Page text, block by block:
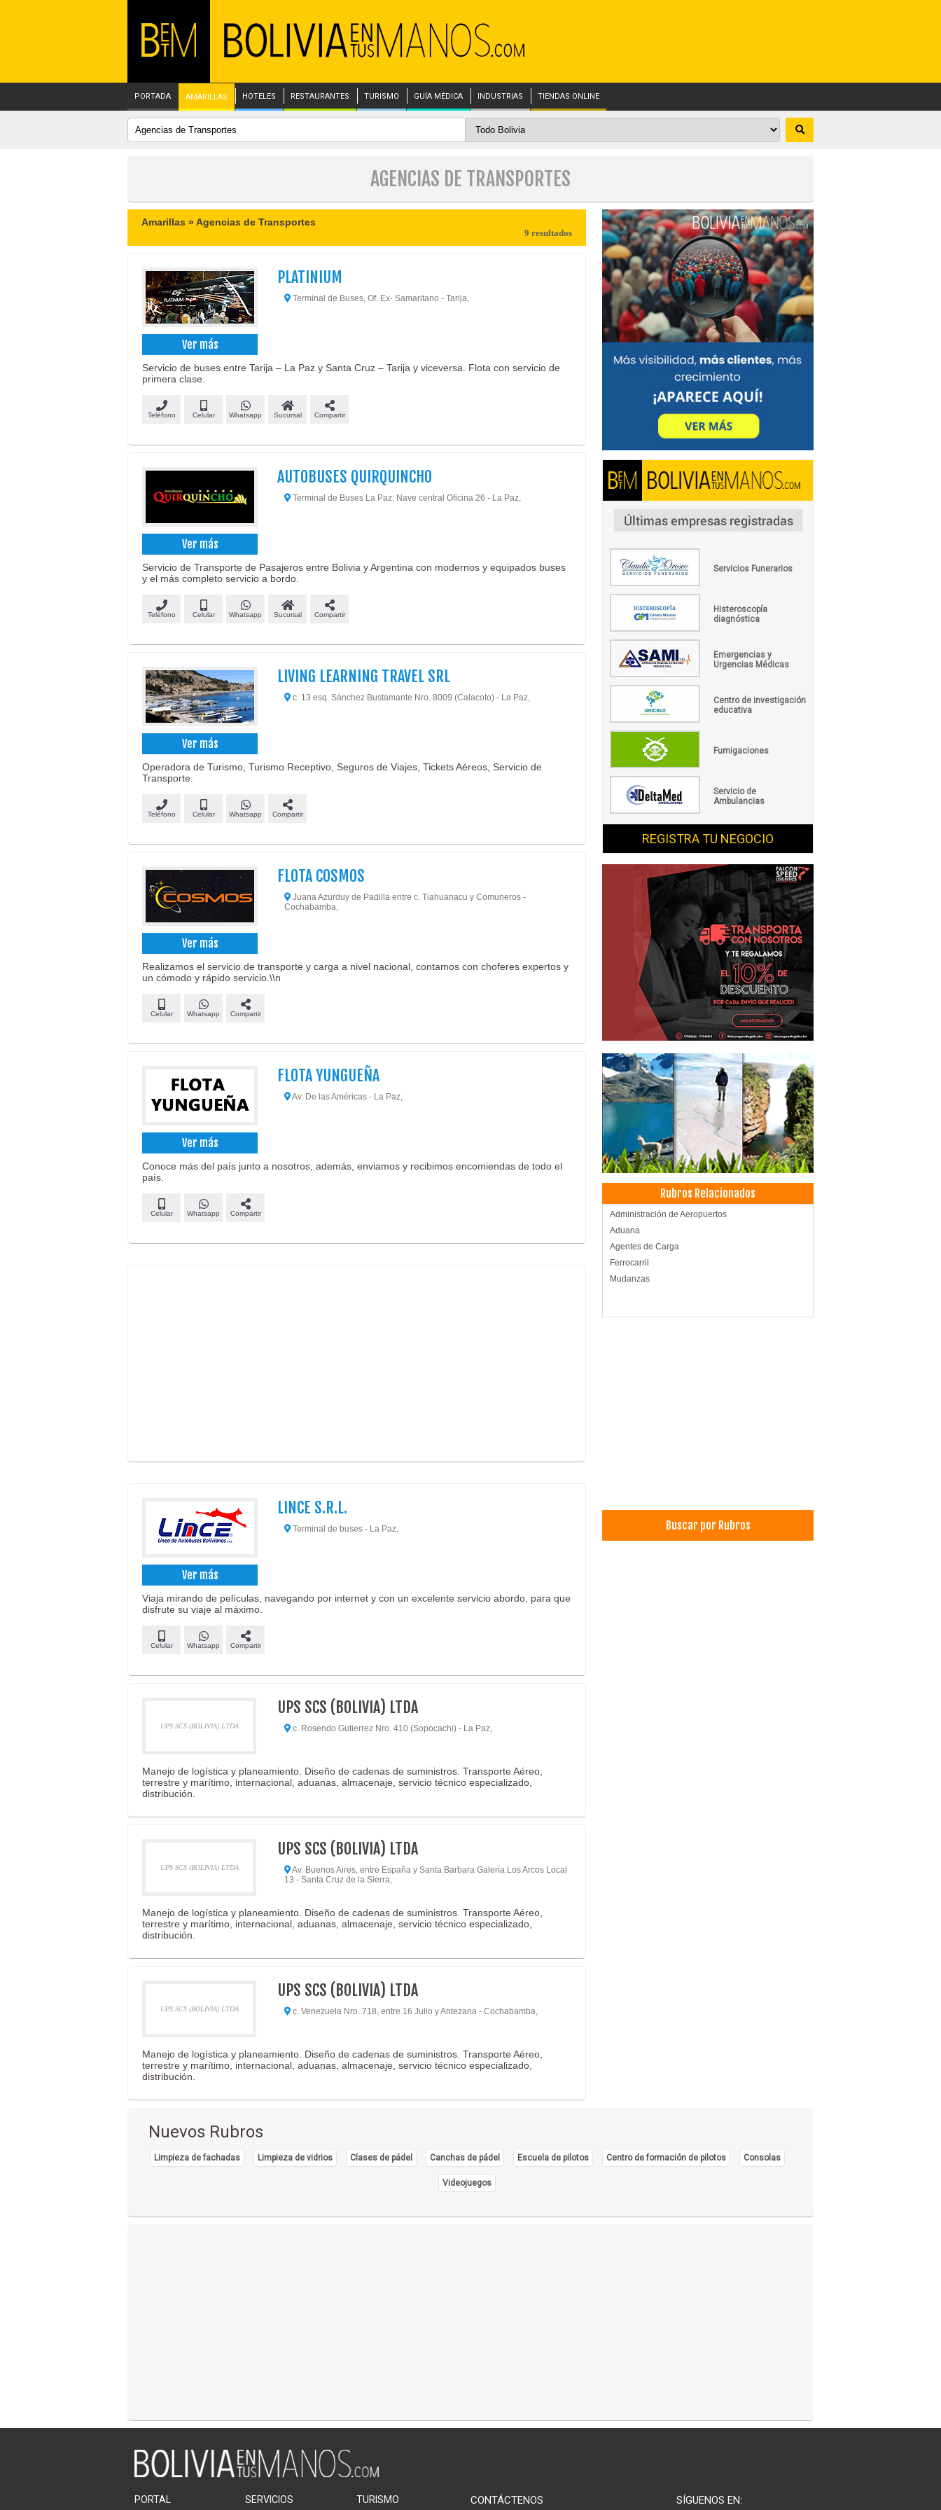
PORTADA AMARILLAS HOTELES RESTAURANTES TURISMO GUÍA MÉDICA INDUSTRIAS TIENDAS ONLINE
AGENCIAS DE TRANSPORTES
Amarillas »Agencias de Transportes
9 resultados
Ver más
PLATINIUM
Terminal de Buses, Of. Ex- Samaritano - Tarija,
Servicio de buses entre Tarija – La Paz y Santa Cruz – Tarija y viceversa. Flota con servicio de
primera clase.
Teléfono Celular Whatsapp Sucursal Compartir
Ver más
AUTOBUSES QUIRQUINCHO
Terminal de Buses La Paz: Nave central Oficina 26 - La Paz,
Servicio de Transporte de Pasajeros entre Bolivia y Argentina con modernos y equipados buses
y el más completo servicio a bordo.
Teléfono Celular Whatsapp Sucursal Compartir
Ver más
LIVING LEARNING TRAVEL SRL
c. 13 esq. Sánchez Bustamante Nro. 8009 (Calacoto) - La Paz,
Operadora de Turismo, Turismo Receptivo, Seguros de Viajes, Tickets Aéreos, Servicio de
Transporte.
Teléfono Celular Whatsapp Compartir
Ver más
FLOTA COSMOS
Juana Azurduy de Padilla entre c. Tiahuanacu y Comuneros -
Cochabamba,
Realizamos el servicio de transporte y carga a nivel nacional, contamos con choferes expertos y
un cómodo y rápido servicio.\\n
Celular Whatsapp Compartir
Ver más
FLOTA YUNGUEÑA
Av. De las Américas - La Paz,
Conoce más del país junto a nosotros, además, enviamos y recibimos encomiendas de todo el
país.
Celular Whatsapp Compartir
Ver más
LINCE S.R.L.
Terminal de buses - La Paz,
Viaja mirando de películas, navegando por internet y con un excelente servicio abordo, para que
disfrute su viaje al máximo.
Celular Whatsapp Compartir
UPS SCS (BOLIVIA) LTDA
UPS SCS (BOLIVIA) LTDA
c. Rosendo Gutierrez Nro. 410 (Sopocachi) - La Paz,
Manejo de logística y planeamiento. Diseño de cadenas de suministros. Transporte Aéreo,
terrestre y marítimo, internacional, aduanas, almacenaje, servicio técnico especializado,
distribución.
UPS SCS (BOLIVIA) LTDA
UPS SCS (BOLIVIA) LTDA
Av. Buenos Aires, entre España y Santa Barbara Galería Los Arcos Local
13 - Santa Cruz de la Sierra,
Manejo de logística y planeamiento. Diseño de cadenas de suministros. Transporte Aéreo,
terrestre y marítimo, internacional, aduanas, almacenaje, servicio técnico especializado,
distribución.
UPS SCS (BOLIVIA) LTDA
UPS SCS (BOLIVIA) LTDA
c. Venezuela Nro. 718, entre 16 Julio y Antezana - Cochabamba,
Manejo de logística y planeamiento. Diseño de cadenas de suministros. Transporte Aéreo,
terrestre y marítimo, internacional, aduanas, almacenaje, servicio técnico especializado,
distribución.
Servicios Funerarios
Histeroscopía
diagnóstica
Emergencias y
Urgencias Médicas
Centro de investigación
educativa
Fumigaciones
Servicio de
Ambulancias
REGISTRA TU NEGOCIO
Rubros Relacionados
Administración de Aeropuertos
Aduana
Agentes de Carga
Ferrocarril
Mudanzas
Buscar por Rubros
Nuevos Rubros
Limpieza de fachadas Limpieza de vidrios Clases de pádel Canchas de pádel Escuela de pilotos Centro de formación de pilotos Consolas
Videojuegos
PORTAL SERVICIOS TURISMO CONTÁCTENOS SÍGUENOS EN: